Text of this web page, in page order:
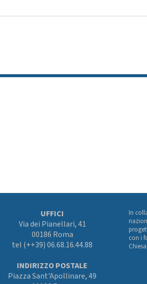
UFFICI
Via dei Pianellari, 41
00186 Roma
tel (++39) 06.68.16.44.88
INDIRIZZO POSTALE
Piazza Sant'Apollinare, 49
In
con i